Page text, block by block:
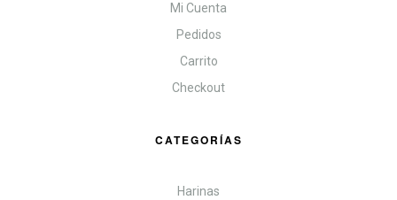
Mi Cuenta
Pedidos
Carrito
Checkout
CATEGORÍAS
Harinas